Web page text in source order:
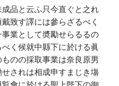
品と云ふ只今直ぐと之れ
致す譯には參らざるべく
業として奬勵せらるるの
く候就中縣下に於ける眞
のの採取事業は奈良原男
されは相成申すまじき塲